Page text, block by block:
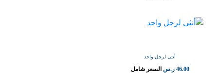
أنثى لرجل واحد
46.00 ر.س السعر شامل